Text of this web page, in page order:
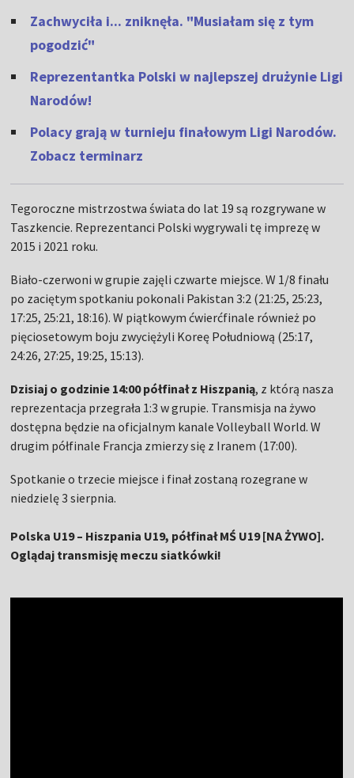
Zachwyciła i... zniknęła. "Musiałam się z tym
pogodzić"
Reprezentantka Polski w najlepszej drużynie Ligi
Narodów!
Polacy grają w turnieju finałowym Ligi Narodów.
Zobacz terminarz
Tegoroczne mistrzostwa świata do lat 19 są rozgrywane w
Taszkencie. Reprezentanci Polski wygrywali tę imprezę w
2015 i 2021 roku.
Biało-czerwoni w grupie zajęli czwarte miejsce. W 1/8 finału
po zaciętym spotkaniu pokonali Pakistan 3:2 (21:25, 25:23,
17:25, 25:21, 18:16). W piątkowym ćwierćfinale również po
pięciosetowym boju zwyciężyli Koreę Południową (25:17,
24:26, 27:25, 19:25, 15:13).
Dzisiaj o godzinie 14:00 półfinał z Hiszpanią, z którą nasza
reprezentacja przegrała 1:3 w grupie. Transmisja na żywo
dostępna będzie na oficjalnym kanale Volleyball World. W
drugim półfinale Francja zmierzy się z Iranem (17:00).
Spotkanie o trzecie miejsce i finał zostaną rozegrane w
niedzielę 3 sierpnia.
Polska U19 – Hiszpania U19, półfinał MŚ U19 [NA ŻYWO].
Oglądaj transmisję meczu siatkówki!